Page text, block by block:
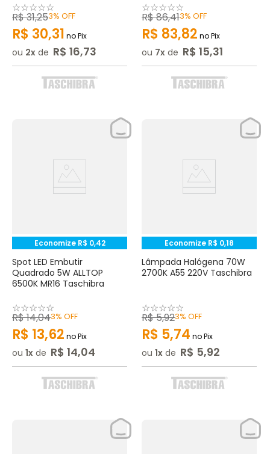
☆☆☆☆☆
R$31,253% OFF
R$ 30,31 no Pix
ou 2 de R$ 16,73
☆☆☆☆☆
R$86,413% OFF
R$ 83,82 no Pix
ou 7 de R$ 15,31
Economize R$ 0,42
Spot LED Embutir
Quadrado 5W ALLTOP
6500K MR16 Taschibra
☆☆☆☆☆
R$14,043% OFF
R$ 13,62 no Pix
ou 1 de R$ 14,04
Economize R$ 0,18
Lâmpada Halógena 70W
2700K A55 220V Taschibra
☆☆☆☆☆
R$5,923% OFF
R$ 5,74 no Pix
ou 1 de R$ 5,92